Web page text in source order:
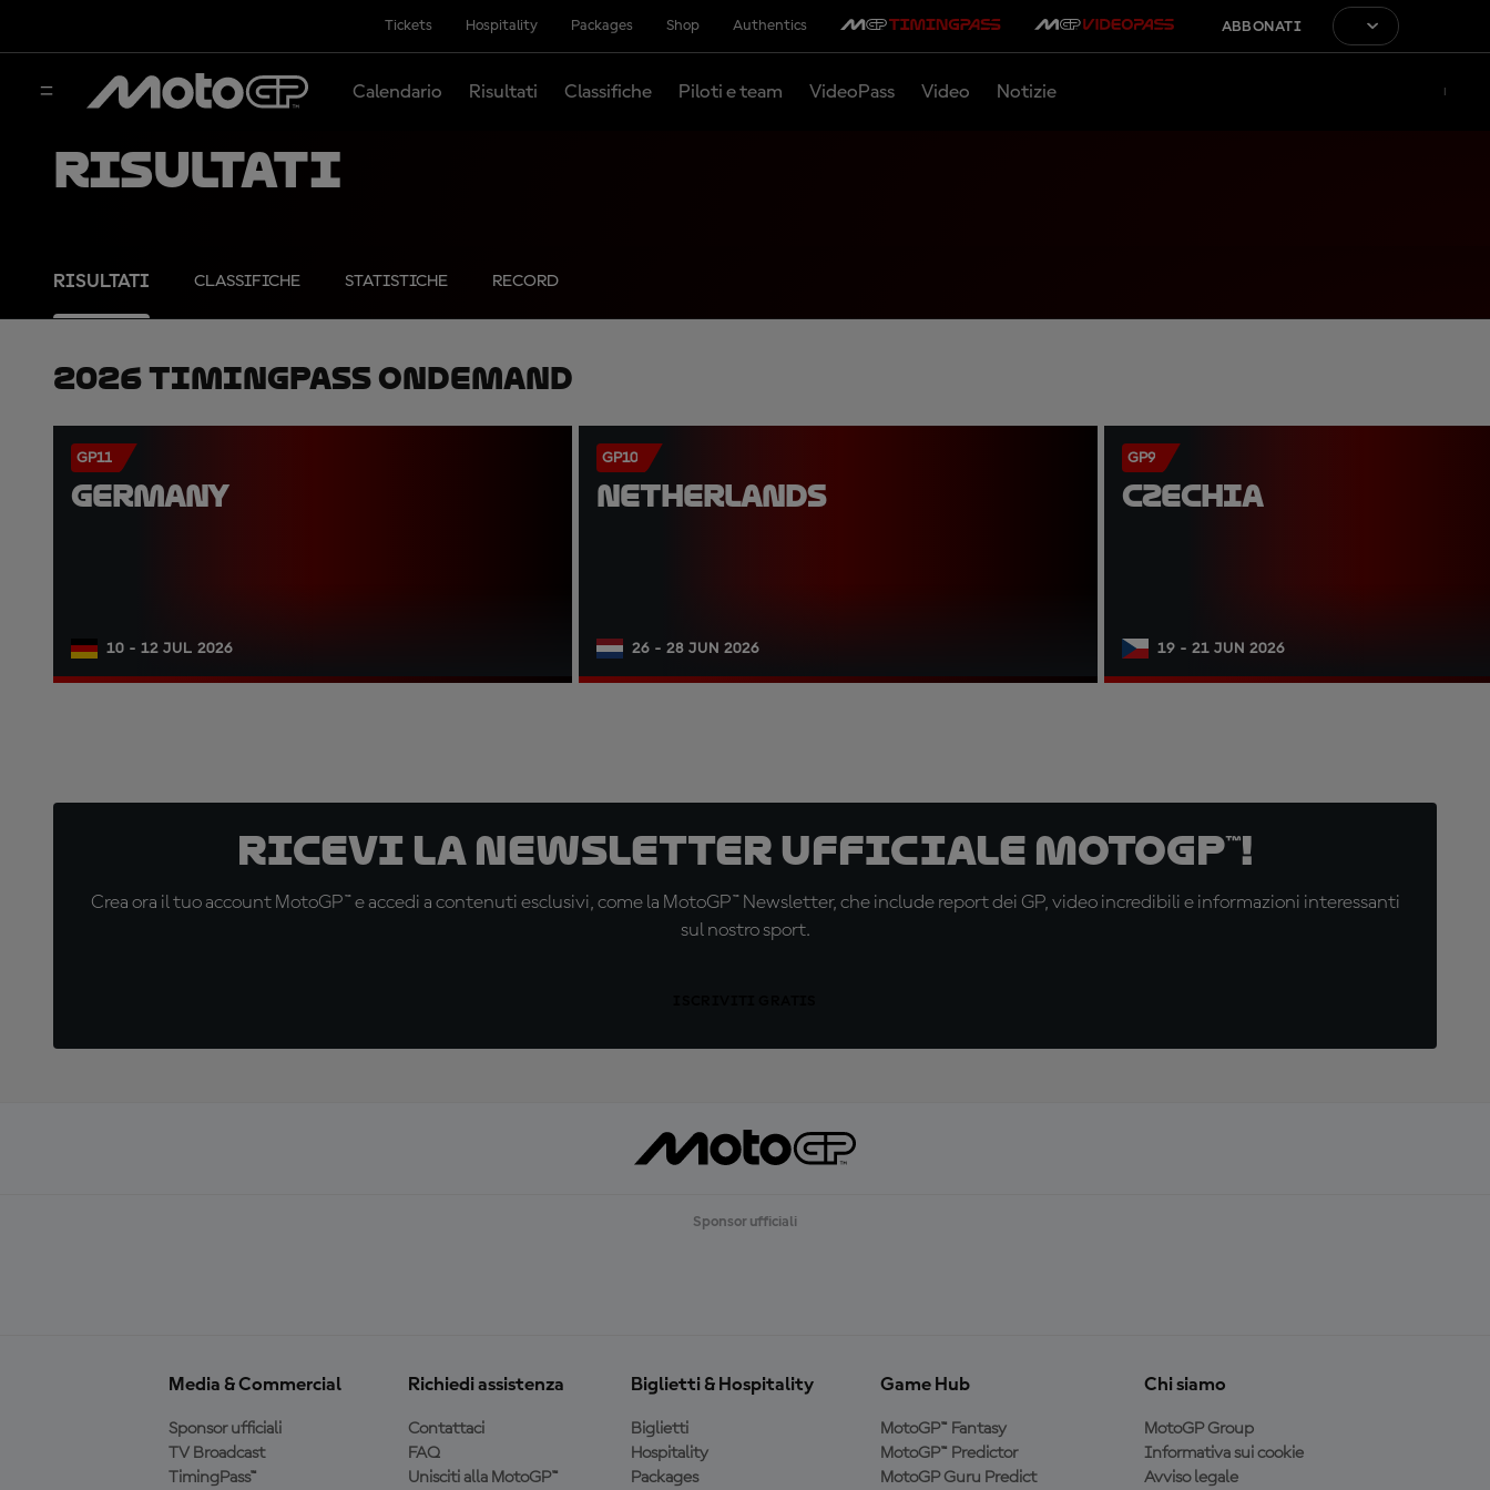
Tickets Hospitality Packages Shop Authentics ABBONATI
Calendario Risultati Classifiche Piloti e team VideoPass Video Notizie
Risultati
RISULTATI CLASSIFICHE STATISTICHE RECORD
2026 TimingPass OnDemand
GP11
GERMANY
10 - 12 JUL 2026
GP10
NETHERLANDS
26 - 28 JUN 2026
GP9
CZECHIA
19 - 21 JUN 2026
Ricevi la newsletter ufficiale MotoGP™!
Crea ora il tuo account MotoGP™ e accedi a contenuti esclusivi, come la MotoGP™ Newsletter, che include report dei GP, video incredibili e informazioni interessanti
sul nostro sport.
Sponsor ufficiali
Media & Commercial
Sponsor ufficiali
TV Broadcast
TimingPass™
Richiedi assistenza
Contattaci
FAQ
Unisciti alla MotoGP™
Biglietti & Hospitality
Biglietti
Hospitality
Packages
Game Hub
MotoGP™ Fantasy
MotoGP™ Predictor
MotoGP Guru Predict
Chi siamo
MotoGP Group
Informativa sui cookie
Avviso legale